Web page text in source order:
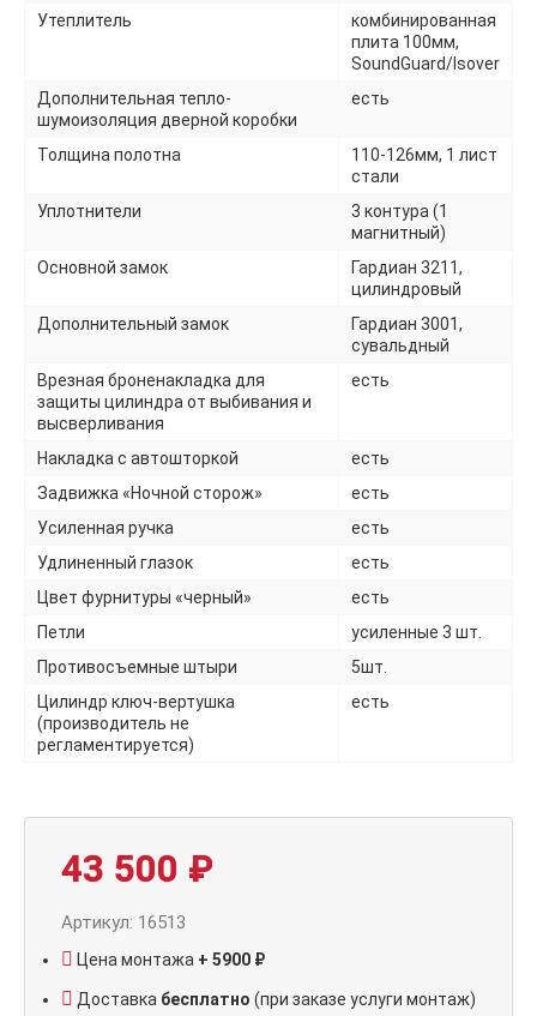
Утеплитель
комбинированная
плита 100мм,
SoundGuard/Isover
Дополнительная тепло-
шумоизоляция дверной коробки
есть
Толщина полотна
110-126мм, 1 лист
стали
Уплотнители
3 контура (1
магнитный)
Основной замок
Гардиан 3211,
цилиндровый
Дополнительный замок
Гардиан 3001,
сувальдный
Врезная броненакладка для
защиты цилиндра от выбивания и
высверливания
есть
Накладка с автошторкой
есть
Задвижка «Ночной сторож»
есть
Усиленная ручка
есть
Удлиненный глазок
есть
Цвет фурнитуры «черный»
есть
Петли
усиленные 3 шт.
Противосъемные штыри
5шт.
Цилиндр ключ-вертушка
(производитель не
регламентируется)
есть
43 500 ₽
Артикул: 16513
Цена монтажа + 5900 ₽
Доставка бесплатно (при заказе услуги монтаж)